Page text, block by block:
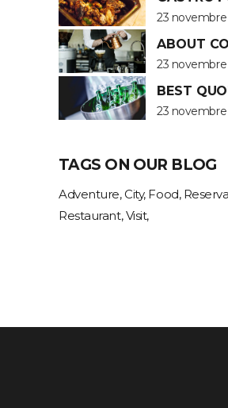
23 novembre
ABOUT
23 novembre
BEST
23 novembre
TAGS ON OUR BLOG
Adventure City Food
Restaurant Visit